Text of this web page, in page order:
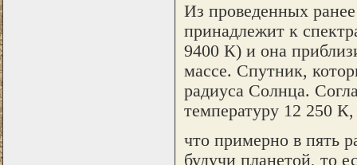
Из проведенных
принадлежит к
9400 К) и она
массе. Спутник,
радиуса Солнца.
температуру 12 250 К,
что примерно в пять
будучи планетой, то